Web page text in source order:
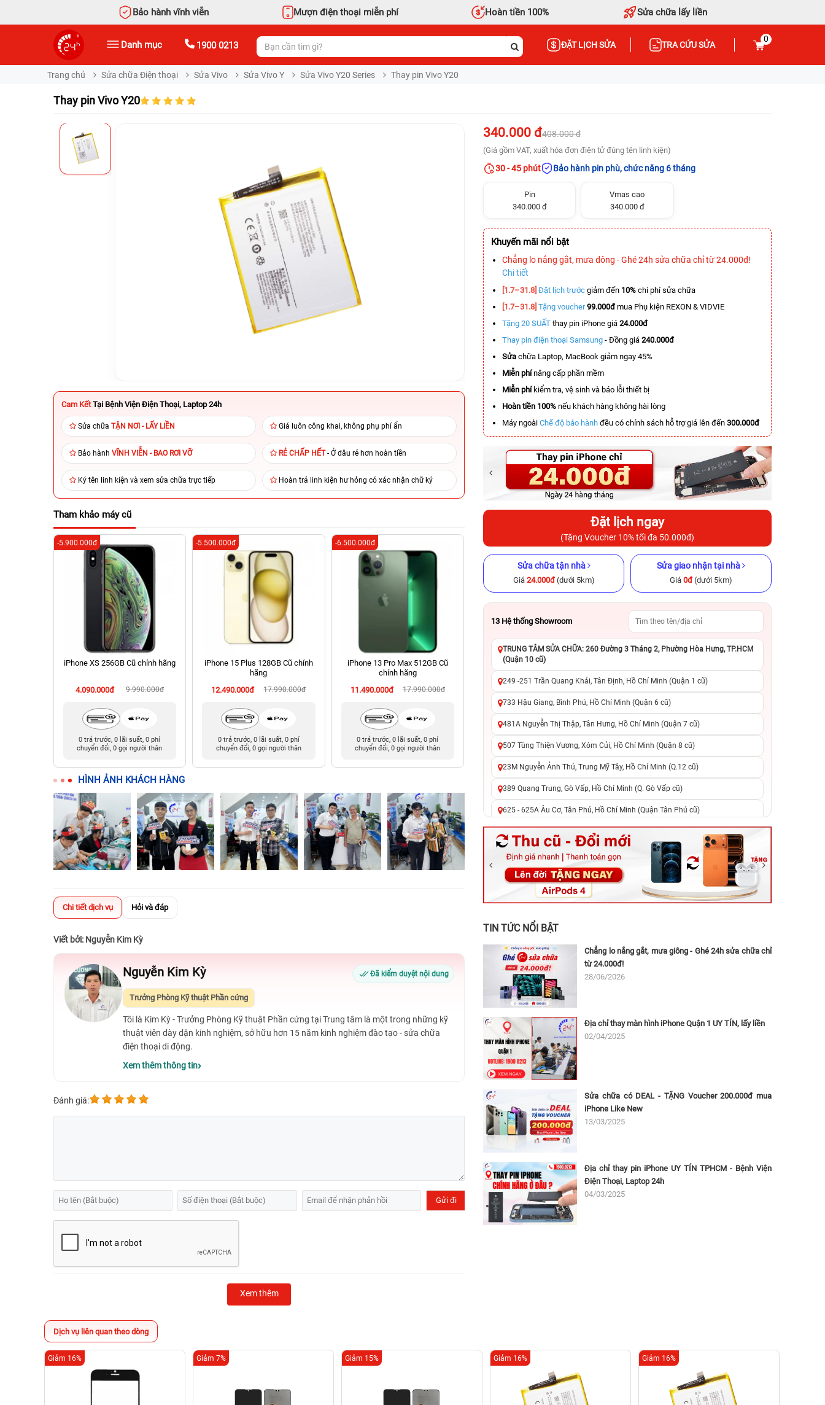
Bảo hành vĩnh viễn Mượn điện thoại miễn phí Hoàn tiền 100% Sửa chữa lấy liền
Danh mục 1900 0213 ĐẶT LỊCH SỬA TRA CỨU SỬA
0
Trang chủ Sửa chữa Điện thoại Sửa Vivo Sửa Vivo Y Sửa Vivo Y20 Series Thay pin Vivo Y20
Thay pin Vivo Y20
Cam Kết Tại Bệnh Viện Điện Thoại, Laptop 24h
Sửa chữa TẬN NƠI - LẤY LIỀN Giá luôn công khai, không phụ phí ẩn
Bảo hành VĨNH VIỄN - BAO RƠI VỠ RẺ CHẤP HẾT- Ở đâu rẻ hơn hoàn tiền
Ký tên linh kiện và xem sửa chữa trực tiếp Hoàn trả linh kiện hư hỏng có xác nhận chữ ký
Tham khảo máy cũ
iPhone XS 256GB Cũ chính hãng
4.090.000đ 9.990.000đ
-5.900.000đ
0 trả trước, 0 lãi suất, 0 phí
chuyển đổi, 0 gọi người thân
iPhone 15 Plus 128GB Cũ chính
hãng
12.490.000đ
17.990.000đ
-5.500.000đ
0 trả trước, 0 lãi suất, 0 phí
chuyển đổi, 0 gọi người thân
iPhone 13 Pro Max 512GB Cũ
chính hãng
11.490.000đ
17.990.000đ
-6.500.000đ
0 trả trước, 0 lãi suất, 0 phí
chuyển đổi, 0 gọi người thân
iPhone 15 128GB Cũ chính hãng
12.190.000đ 18.290.000đ
-6.100.000đ
chuyển đổi, 0 gọi người thân
chính hãng
17.490.000đ
23.990.000đ
-6.500.000đ
chuyển đổi, 0 gọi người thân
-6.000.000đ
HÌNH ẢNH KHÁCH HÀNG
Chi tiết dịch vụ Hỏi và đáp
Viết bởi: Nguyễn Kim Kỳ
Nguyễn Kim Kỳ Đã kiểm duyệt nội dung
Trưởng Phòng Kỹ thuật Phần cứng
Tôi là Kim Kỳ - Trưởng Phòng Kỹ thuật Phần cứng tại Trung tâm là một trong những kỹ
thuật viên dày dặn kinh nghiệm, sở hữu hơn 15 năm kinh nghiệm đào tạo - sửa chữa
điện thoại di động.
Xem thêm thông tin
Đánh giá:
Xem thêm
340.000 đ408.000 đ
(Giá gồm VAT, xuất hóa đơn điện tử đúng tên linh kiện)
30 - 45 phút Bảo hành pin phù, chức năng 6 tháng
Pin
340.000 đ
Vmas cao
340.000 đ
Khuyến mãi nổi bật
Chẳng lo nắng gắt, mưa dông - Ghé 24h sửa chữa chỉ từ 24.000đ!
Chi tiết
[1.7–31.8] Đặt lịch trước giảm đến 10% chi phí sửa chữa
[1.7–31.8] Tặng voucher 99.000đmua Phụ kiện REXON & VIDVIE
Tặng 20 SUẤT thay pin iPhone giá 24.000đ
Thay pin điện thoại Samsung - Đồng giá 240.000đ
Sửa chữa Laptop, MacBook giảm ngay 45%
Miễn phínâng cấp phần mềm
Miễn phíkiểm tra, vệ sinh và báo lỗi thiết bị
Hoàn tiền 100% nếu khách hàng không hài lòng
Máy ngoài Chế độ bảo hành đều có chính sách hỗ trợ giá lên đến 300.000đ
Đặt lịch ngay
(Tặng Voucher 10% tối đa 50.000đ)
Sửa chữa tận nhà
Giá 24.000đ(dưới 5km)
Sửa giao nhận tại nhà
Giá 0đ(dưới 5km)
13 Hệ thống Showroom
TRUNG TÂM SỬA CHỮA: 260 Đường 3 Tháng 2, Phường Hòa Hưng, TP.HCM
(Quận 10 cũ)
249 -251 Trần Quang Khải, Tân Định, Hồ Chí Minh (Quận 1 cũ)
733 Hậu Giang, Bình Phú, Hồ Chí Minh (Quận 6 cũ)
481A Nguyễn Thị Thập, Tân Hưng, Hồ Chí Minh (Quận 7 cũ)
507 Tùng Thiện Vương, Xóm Củi, Hồ Chí Minh (Quận 8 cũ)
23M Nguyễn Ảnh Thủ, Trung Mỹ Tây, Hồ Chí Minh (Q.12 cũ)
389 Quang Trung, Gò Vấp, Hồ Chí Minh (Q. Gò Vấp cũ)
625 - 625A Âu Cơ, Tân Phú, Hồ Chí Minh (Quận Tân Phú cũ)
326 Lê Văn Việt, Tăng Nhơn Phú, Hồ Chí Minh (Q.9 TP. Thủ Đức cũ)
256 Võ Văn Ngân, Thủ Đức, Hồ Chí Minh (Bình Thọ, TP. Thủ Đức Cũ)
70 Nguyễn An Ninh, Dĩ An, Hồ Chí Minh (Bình Dương Cũ)
24h Vũng Tàu: 162A Ba Cu, Vũng Tàu, Hồ Chí Minh (TP. Vũng Tàu cũ)
TIN TỨC NỔI BẬT
Chẳng lo nắng gắt, mưa giông - Ghé 24h sửa chữa chỉ
từ 24.000đ!
28/06/2026
Địa chỉ thay màn hình iPhone Quận 1 UY TÍN, lấy liền
02/04/2025
Sửa chữa có DEAL - TẶNG Voucher 200.000đ mua
iPhone Like New
13/03/2025
Địa chỉ thay pin iPhone UY TÍN TPHCM - Bệnh Viện
Điện Thoại, Laptop 24h
04/03/2025
Dịch vụ liên quan theo dòng
Giảm 16% Giảm 7% Giảm 15% Giảm 16% Giảm 16%